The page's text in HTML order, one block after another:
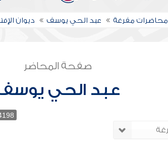
محاضرات مفرغة عبد الحي يوسف ديوان
صفحة المحاضر
عبد الحي